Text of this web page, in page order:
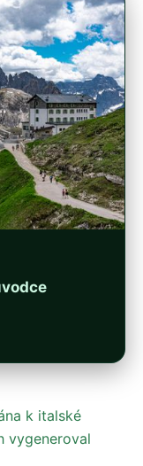
k italské
vygeneroval